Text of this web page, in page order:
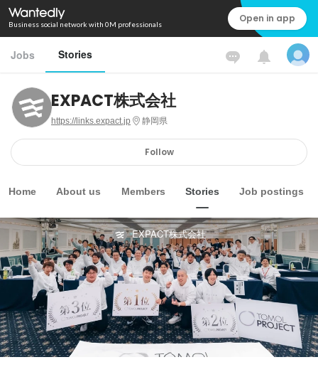
Business social network with 0M professionals Open in app
Jobs Stories
EXPACT株式会社
https://links.expact.jp 静岡県
Follow
Home About us Members Stories Job postings
EXPACT株式会社